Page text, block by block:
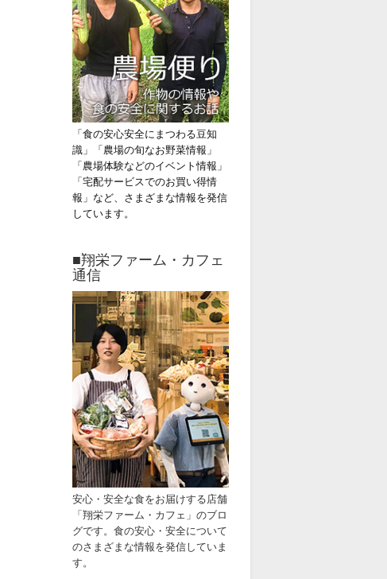
「食の安心安全にまつわる豆知
識」「農場の旬なお野菜情報」
「農場体験などのイベント情報」
「宅配サービスでのお買い得情
報」など、さまざまな情報を発信
しています。
■翔栄ファーム・カフェ
通信
安心・安全な食をお届けする店舗
「翔栄ファーム・カフェ」 のブロ
グです。 食の安心・安全について
のさまざまな情報を発信していま
す。